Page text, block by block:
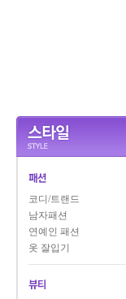
코디/트랜드
남자패션
연예인 패션
옷 잘입기